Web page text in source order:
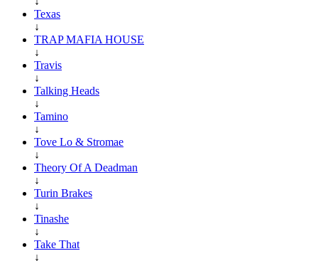
Texas
↓
TRAP MAFIA HOUSE
↓
Travis
↓
Talking Heads
↓
Tamino
↓
Tove Lo & Stromae
↓
Theory Of A Deadman
↓
Turin Brakes
↓
Tinashe
↓
Take That
↓